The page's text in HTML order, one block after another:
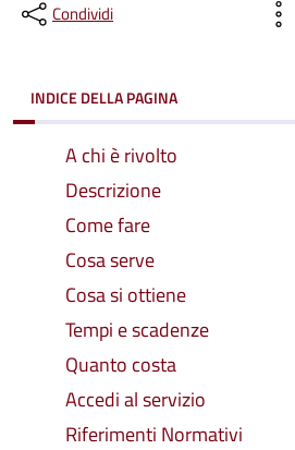
Condividi
INDICE DELLA PAGINA
A chi è rivolto
Descrizione
Come fare
Cosa serve
Cosa si ottiene
Tempi e scadenze
Quanto costa
Accedi al servizio
Riferimenti Normativi